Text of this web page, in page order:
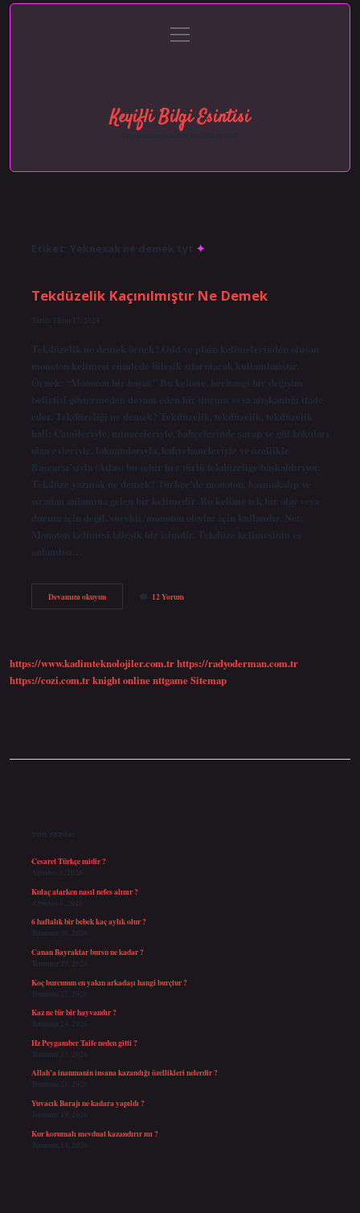
Gizlilik Politikası
menüyü
aç
Keyifli Bilgi Esintisi
Hayatına neşe katan kısa hikayeler!
Etiket: Yeknesak ne demek tyt
Tekdüzelik Kaçınılmıştır Ne Demek
Tarih: Ekim 17, 2024
Tekdüzelik ne demek örnek? Odd ve plain kelimelerinden oluşan
monoton kelimesi cümlede bileşik sıfat olarak kullanılmıştır.
Örnek: “Monoton bir hayat.” Bu kelime, herhangi bir değişim
belirtisi göstermeden devam eden bir durum veya alışkanlığı ifade
eder. Tekdüzeliği ne demek? Tekdüzelik, tekdüzelik, tekdüzelik
hali: Camileriyle, minareleriyle, bahçelerinde şarap ve gül kokuları
olan evleriyle, lokantalarıyla, kahvehaneleriyle ve özellikle
Başçarşı’sıyla (Atlas) bu şehir her türlü tekdüzeliğe başkaldırıyor.
Tekdüze yazmak ne demek? Türkçe’de monoton, basmakalıp ve
sıradan anlamına gelen bir kelimedir. Bu kelime tek bir olay veya
durum için değil, sürekli, monoton olaylar için kullanılır. Not:
Monoton kelimesi bileşik bir isimdir. Tekdüze kelimesinin eş
anlamlısı…
Devamını okuyunTekdüzelik
Kaçınılmıştır
12 Yorum
https://www.kadimteknolojiler.com.trhttps://radyoderman.com.tr
https://cozi.com.trknight onlinenttgameSitemap
Son Yazılar
Cesaret Türkçe midir ?
Ağustos 6, 2026
Kulaç atarken nasıl nefes alınır ?
Ağustos 6, 2026
6 haftalık bir bebek kaç aylık olur ?
Temmuz 30, 2026
Canan Bayraktar bursu ne kadar ?
Temmuz 29, 2026
Koç burcunun en yakın arkadaşı hangi burçtur ?
Temmuz 27, 2026
Kaz ne tür bir hayvandır ?
Temmuz 24, 2026
Hz Peygamber Taife neden gitti ?
Temmuz 23, 2026
Allah’a inanmanin insana kazandığı özellikleri nelerdir ?
Temmuz 21, 2026
Yuvacık Barajı ne kadara yapıldı ?
Temmuz 19, 2026
Kur korumalı mevduat kazandırır mı ?
Temmuz 14, 2026